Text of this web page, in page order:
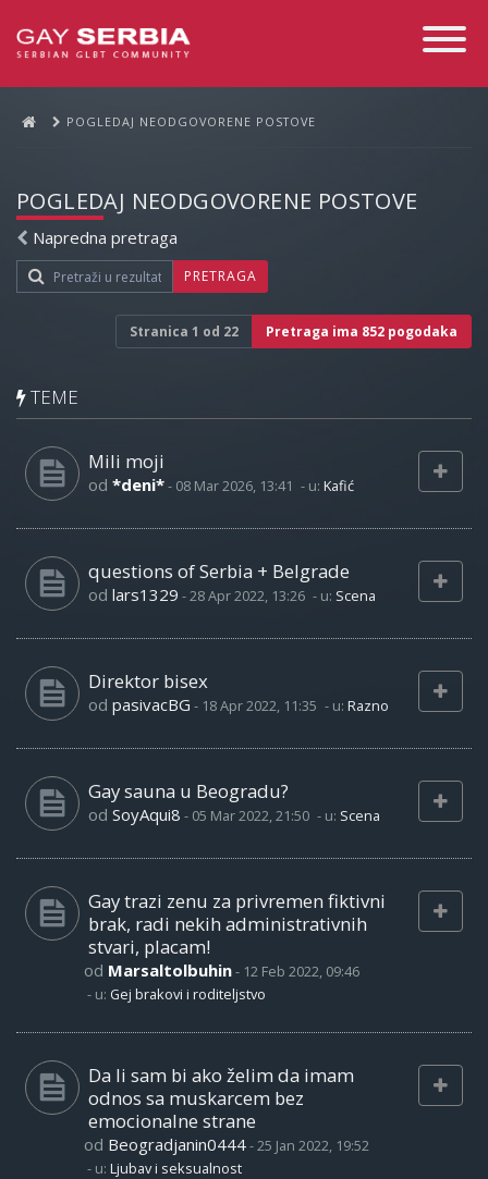
Toggle
POGLEDAJ NEODGOVORENE POSTOVE
POGLEDAJ NEODGOVORENE POSTOVE
Napredna pretraga
PRETRAGA
Stranica 1 od 22 Pretraga ima 852 pogodaka
TEME
Mili moji
od *deni*- 08 Mar 2026, 13:41 - u: Kafić
questions of Serbia + Belgrade
od lars1329 -28 Apr 2022, 13:26 - u: Scena
Direktor bisex
od pasivacBG - 18 Apr 2022, 11:35 - u: Razno
Gay sauna u Beogradu?
od SoyAqui8 - 05 Mar 2022, 21:50 - u: Scena
Gay trazi zenu za privremen fiktivni
brak, radi nekih administrativnih
stvari, placam!
od Marsaltolbuhin- 12 Feb 2022, 09:46
- u: Gej brakovi i roditeljstvo
Da li sam bi ako želim da imam
odnos sa muskarcem bez
emocionalne strane
od Beogradjanin0444-25 Jan 2022, 19:52
- u: Ljubav i seksualnost